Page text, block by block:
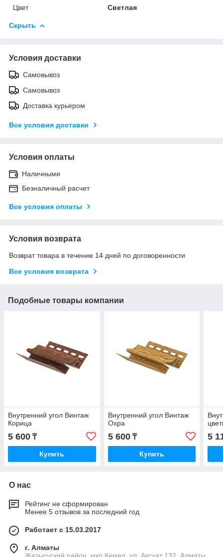
Цвет Светлая
Скрыть
Условия доставки
Самовывоз
Самовывоз
Доставка курьером
Все условия доставки
Условия оплаты
Наличными
Безналичный расчет
Все условия оплаты
Условия возврата
Возврат товара в течение 14 дней по договоренности
Все условия возврата
Подобные товары компании
Внутренний угол Винтаж
Корица
5 600 ₸
Купить
Внутренний угол Винтаж
Охра
5 600₸
Купить
5
О нас
Рейтинг не сформирован
Менее 5 отзывов за последний год
Работает с 15.03.2017
г. Алматы